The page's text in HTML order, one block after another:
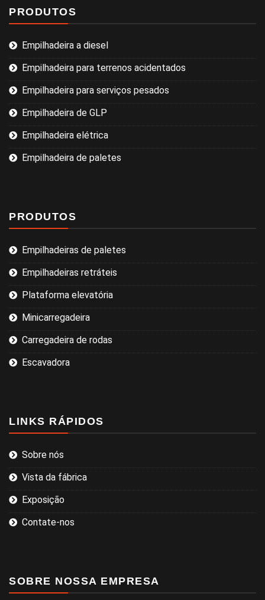
artigos
PRODUTOS
Empilhadeira a diesel
Empilhadeira para terrenos acidentados
Empilhadeira para serviços pesados
Empilhadeira de GLP
Empilhadeira elétrica
Empilhadeira de paletes
PRODUTOS
Empilhadeiras de paletes
Empilhadeiras retráteis
Plataforma elevatória
Minicarregadeira
Carregadeira de rodas
Escavadora
LINKS RÁPIDOS
Sobre nós
Vista da fábrica
Exposição
Contate-nos
SOBRE NOSSA EMPRESA